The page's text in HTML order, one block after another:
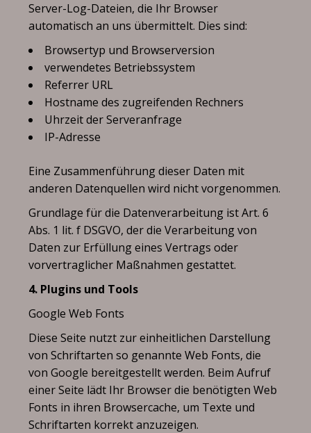
Server-Log-Dateien, die Ihr Browser
automatisch an uns übermittelt. Dies sind:
Browsertyp und Browserversion
verwendetes Betriebssystem
Referrer URL
Hostname des zugreifenden Rechners
Uhrzeit der Serveranfrage
IP-Adresse
Eine Zusammenführung dieser Daten mit
anderen Datenquellen wird nicht vorgenommen.
Grundlage für die Datenverarbeitung ist Art. 6
Abs. 1 lit. f DSGVO, der die Verarbeitung von
Daten zur Erfüllung eines Vertrags oder
vorvertraglicher Maßnahmen gestattet.
4. Plugins und Tools
Google Web Fonts
Diese Seite nutzt zur einheitlichen Darstellung
von Schriftarten so genannte Web Fonts, die
von Google bereitgestellt werden. Beim Aufruf
einer Seite lädt Ihr Browser die benötigten Web
Fonts in ihren Browsercache, um Texte und
Schriftarten korrekt anzuzeigen.